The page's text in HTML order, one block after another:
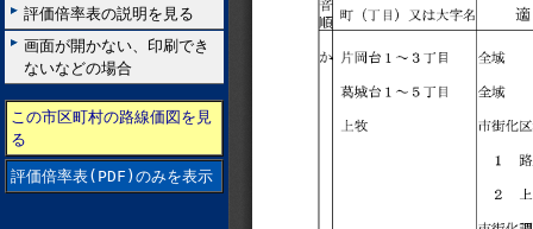
評価倍率表の説明を見る
画面が開かない、印刷でき
ないなどの場合
この市区町村の路線価図を見
る
評価倍率表(PDF)のみを表示